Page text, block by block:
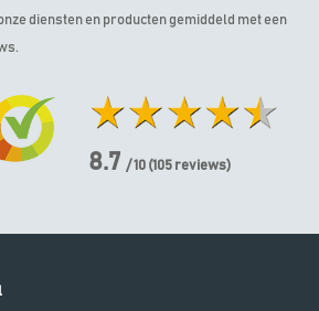
diensten en producten gemiddeld met een
8.7 / 10 (105 reviews)